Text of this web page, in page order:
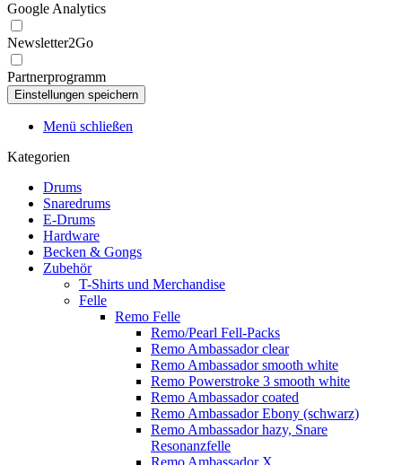
Google Analytics
Newsletter2Go
Partnerprogramm
Menü schließen
Kategorien
Drums
Snaredrums
E-Drums
Hardware
Becken & Gongs
Zubehör
T-Shirts und Merchandise
Felle
Remo Felle
Remo/Pearl Fell-Packs
Remo Ambassador clear
Remo Ambassador smooth white
Remo Powerstroke 3 smooth white
Remo Ambassador coated
Remo Ambassador Ebony (schwarz)
Remo Ambassador hazy, Snare
Resonanzfelle
Remo Ambassador X